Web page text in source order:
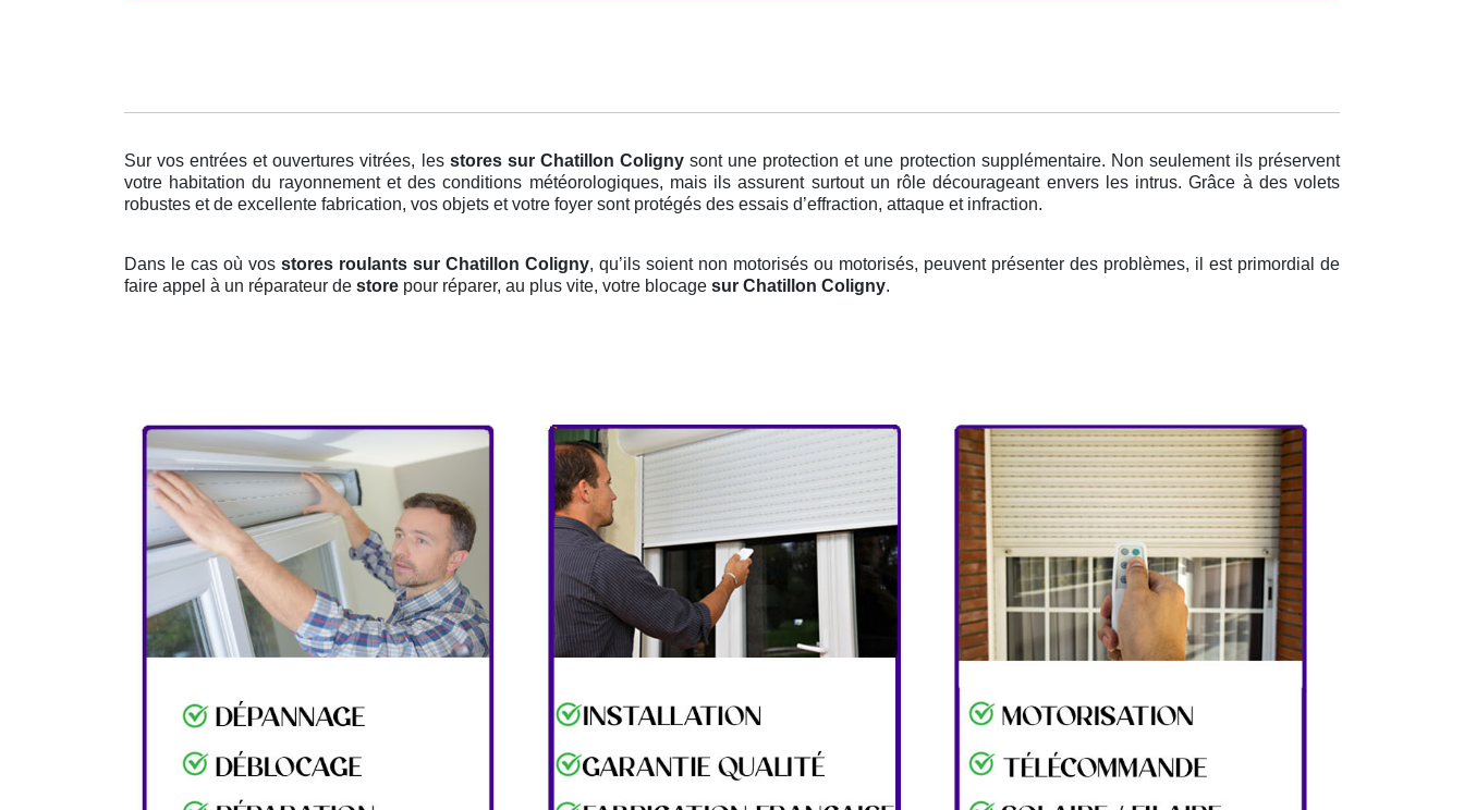
Sur vos entrées et ouvertures vitrées, les stores sur Chatillon Colignysont une protection et une protection supplémentaire. Non seulement ils préservent
votre habitation du rayonnement et des conditions météorologiques, mais ils assurent surtout un rôle décourageant envers les intrus. Grâce à des volets
robustes et de excellente fabrication, vos objets et votre foyer sont protégés des essais d’effraction, attaque et infraction.
Dans le cas où vos stores roulants sur Chatillon Coligny, qu’ils soient non motorisés ou motorisés, peuvent présenter des problèmes, il est primordial de
faire appel à un réparateur de store pour réparer, au plus vite, votre blocage sur Chatillon Coligny.